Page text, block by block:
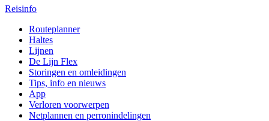
Reisinfo
Routeplanner
Haltes
Lijnen
De Lijn Flex
Storingen en omleidingen
Tips, info en nieuws
App
Verloren voorwerpen
Netplannen en perronindelingen